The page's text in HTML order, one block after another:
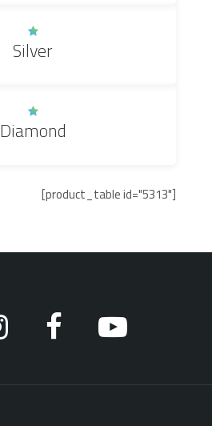
Silver
Diamond
[product_table id="5313"]